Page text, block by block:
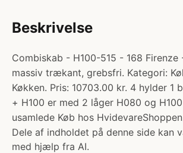
Beskrivelse
Combiskab - H100-515 - 168 Firenze
massiv trækant, grebsfri. Kategori:
Køkken. Pris: 10703.00 kr. 4 hylder 1
+ H100 er med 2 låger H080 og
usamlede Køb hos
Dele af indholdet på denne side kan
med hjælp fra AI.